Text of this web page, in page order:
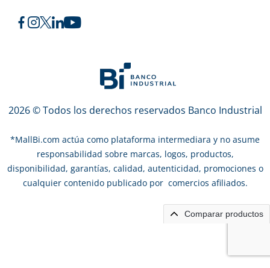
2026 © Todos los derechos reservados Banco Industrial
*MallBi.com actúa como plataforma intermediara y no asume
responsabilidad sobre marcas, logos, productos,
disponibilidad, garantías, calidad, autenticidad, promociones o
cualquier contenido publicado por comercios afiliados.
Comparar productos